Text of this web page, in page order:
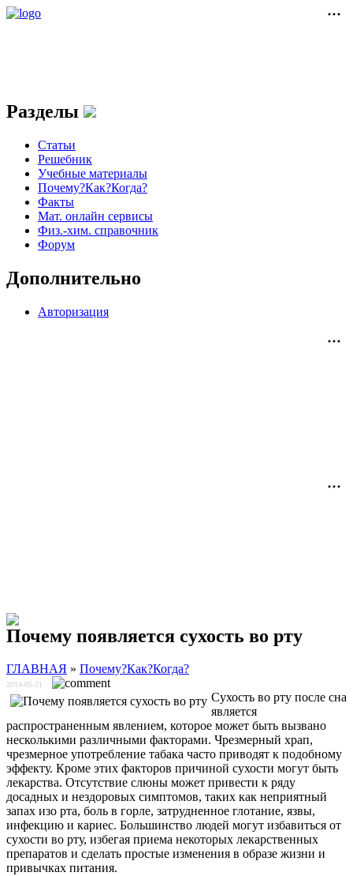
Разделы
Статьи
Решебник
Учебные материалы
Почему?Как?Когда?
Факты
Мат. онлайн сервисы
Физ.-хим. справочник
Форум
Дополнительно
Авторизация
Почему появляется сухость во рту
ГЛАВНАЯ » Почему?Как?Когда?
2014-05-21
Сухость во рту после сна
является
распространенным явлением, которое может быть вызвано
несколькими различными факторами. Чрезмерный храп,
чрезмерное употребление табака часто приводят к подобному
эффекту. Кроме этих факторов причиной сухости могут быть
лекарства. Отсутствие слюны может привести к ряду
досадных и нездоровых симптомов, таких как неприятный
запах изо рта, боль в горле, затрудненное глотание, язвы,
инфекцию и кариес. Большинство людей могут избавиться от
сухости во рту, избегая приема некоторых лекарственных
препаратов и сделать простые изменения в образе жизни и
привычках питания.